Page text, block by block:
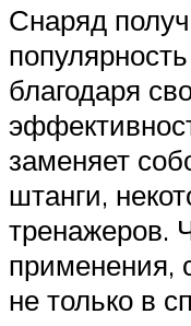
Снаряд
благодаря
заменяет
штанги,
тренажеров.
применения,
не только в